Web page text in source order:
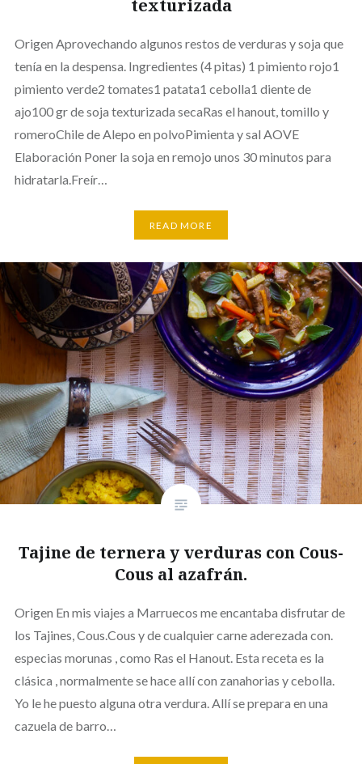
texturizada
Origen Aprovechando algunos restos de verduras y soja que
tenía en la despensa. Ingredientes (4 pitas) 1 pimiento rojo1
pimiento verde2 tomates1 patata1 cebolla1 diente de
ajo100 gr de soja texturizada secaRas el hanout, tomillo y
romeroChile de Alepo en polvoPimienta y sal AOVE
Elaboración Poner la soja en remojo unos 30 minutos para
hidratarla.Freír…
READ MORE
Tajine de ternera y verduras con Cous-
Cous al azafrán.
Origen En mis viajes a Marruecos me encantaba disfrutar de
los Tajines, Cous.Cous y de cualquier carne aderezada con.
especias morunas , como Ras el Hanout. Esta receta es la
clásica , normalmente se hace allí con zanahorias y cebolla.
Yo le he puesto alguna otra verdura. Allí se prepara en una
cazuela de barro…